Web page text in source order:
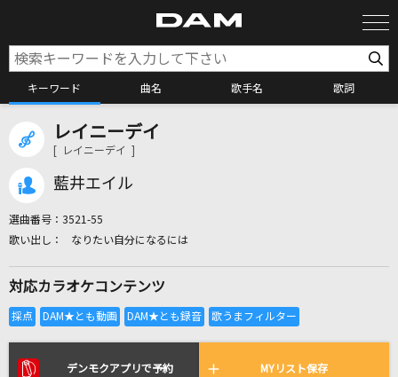
キーワード 曲名 歌手名 歌詞
全国りれき
リアルタイムで歌われている曲の一覧
レイニーデイ
[ レイニーデイ ]
藍井エイル
選曲番号： 3521-55
なりたい自分になるには
対応カラオケコンテンツ
デンモクアプリで予約 MYリスト保存